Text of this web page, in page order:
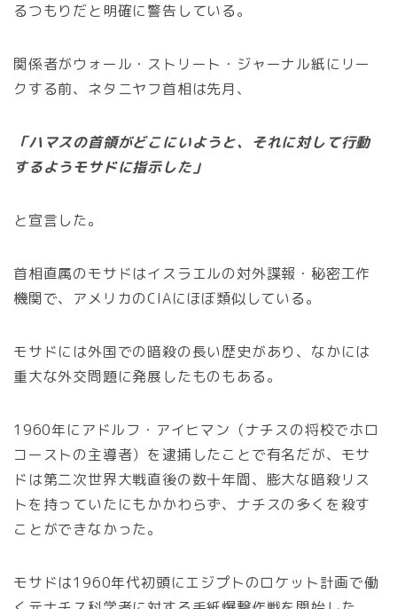
るつもりだと明確に警告している。
関係者がウォール・ストリート・ジャーナル紙にリー
クする前、ネタニヤフ首相は先月、
「ハマスの首領がどこにいようと、それに対して行動
するようモサドに指示した」
と宣言した。
首相直属のモサドはイスラエルの対外諜報・秘密工作
機関で、アメリカのCIAにほぼ類似している。
モサドには外国での暗殺の長い歴史があり、なかには
重大な外交問題に発展したものもある。
1960年にアドルフ・アイヒマン（ナチスの将校でホロ
コーストの主導者）を逮捕したことで有名だが、モサ
ドは第二次世界大戦直後の数十年間、膨大な暗殺リス
トを持っていたにもかかわらず、ナチスの多くを殺す
ことができなかった。
モサドは1960年代初頭にエジプトのロケット計画で働